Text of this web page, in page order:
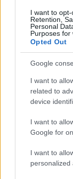
I want to opt-
Retention,
Personal
Purposes for
Opted Out
Google
I want to
related to
device
I want to
Google for
I want to
personalized
HÍREK 2 órája
Kihirdették
HÍREK 3 órája